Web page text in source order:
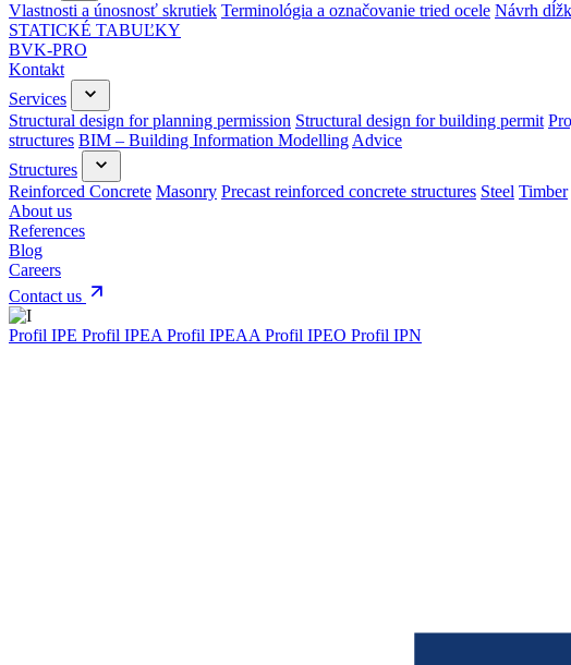
Vlastnosti a únosnosť skrutiek Terminológia a označovanie tried ocele Návrh
STATICKÉ TABUĽKY
BVK-PRO
Kontakt
Services
Structural design for planning permission Structural design for building permit
structures BIM – Building Information Modelling Advice
Structures
Reinforced Concrete Masonry Precast reinforced concrete structures Steel Timber
About us
References
Blog
Careers
Contact us
Profil IPE Profil IPEA Profil IPEAA Profil IPEO Profil IPN